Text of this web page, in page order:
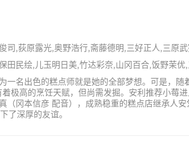
,荻原露光,奥野浩行,斋藤德明,三好正人,三原
田民绘,儿玉明日美,竹达彩奈,山冈百合,饭野茉优
名出色的糕点师就是她的全部梦想。可是，
极高的烹饪天赋，但尚需发掘。安利推荐小莓
冈本信彦 配音），成熟稳重的糕点店继承人
了深厚的友谊。